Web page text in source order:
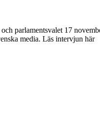
parlamentsvalet 17
media. Läs intervjun här